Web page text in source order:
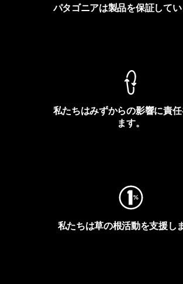
パタゴニアは製品を保証してい
私たちはみずからの影響に責
ます。
私たちは草の根活動を支援し